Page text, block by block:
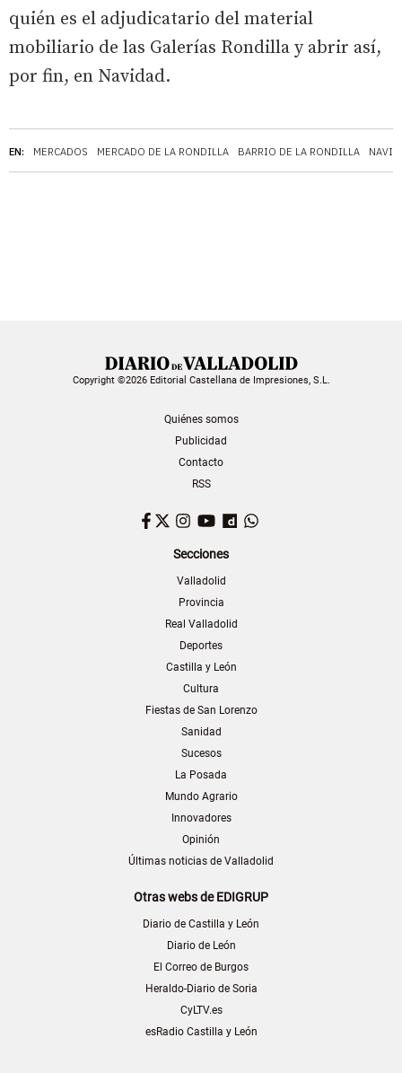
EN: MERCADOS MERCADO DE LA RONDILLA BARRIO DE LA RONDILLA
quién es el adjudicatario del material
mobiliario de las Galerías Rondilla y abrir así,
por fin, en Navidad.
Copyright ©2026 Editorial Castellana de Impresiones, S.L.
Quiénes somos
Publicidad
Contacto
RSS
Facebook
TwitterInstagram
YouTubeDailymotion
Secciones
Valladolid
Provincia
Real Valladolid
Deportes
Castilla y León
Cultura
Fiestas de San Lorenzo
Sanidad
Sucesos
La Posada
Mundo Agrario
Innovadores
Opinión
Últimas noticias de Valladolid
Otras webs de EDIGRUP
Diario de Castilla y León
Diario de León
El Correo de Burgos
Heraldo-Diario de Soria
CyLTV.es
esRadio Castilla y León